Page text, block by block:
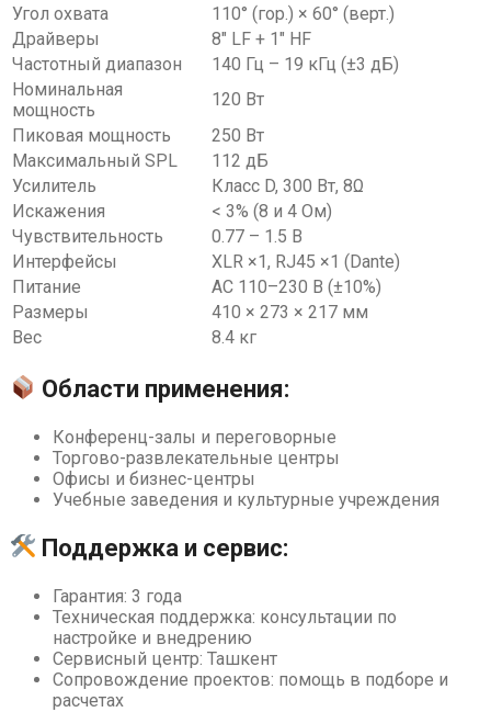
Угол охвата
110° (гор.) × 60° (верт.)
Драйверы
8″ LF + 1″ HF
Частотный диапазон
140 Гц – 19 кГц (±3 дБ)
Номинальная
мощность
120 Вт
Пиковая мощность
250 Вт
Максимальный SPL
112 дБ
Усилитель
Класс D, 300 Вт, 8Ω
Искажения
< 3% (8 и 4 Ом)
Чувствительность
0.77 – 1.5 В
Интерфейсы
XLR ×1, RJ45 ×1 (Dante)
Питание
AC 110–230 В (±10%)
Размеры
410 × 273 × 217 мм
Вес
8.4 кг
Области применения:
Конференц-залы и переговорные
Торгово-развлекательные центры
Офисы и бизнес-центры
Учебные заведения и культурные учреждения
Поддержка и сервис:
Гарантия: 3 года
Техническая поддержка: консультации по
настройке и внедрению
Сервисный центр: Ташкент
Сопровождение проектов: помощь в подборе и
расчетах